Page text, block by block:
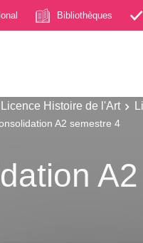
Bibliothèques
Licence Histoire de l'Art
A2 semestre 4